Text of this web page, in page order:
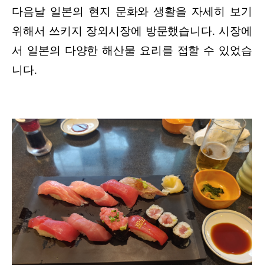
다음날 일본의 현지 문화와 생활을 자세히 보기
위해서 쓰키지 장외시장에 방문했습니다. 시장에
서 일본의 다양한 해산물 요리를 접할 수 있었습
니다.